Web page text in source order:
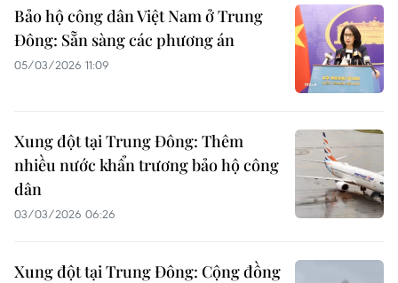
Bảo hộ công dân Việt Nam ở Trung
Đông: Sẵn sàng các phương án
05/03/2026 11:09
Xung đột tại Trung Đông: Thêm
nhiều nước khẩn trương bảo hộ công
dân
03/03/2026 06:26
Xung đột tại Trung Đông: Cộng đồng